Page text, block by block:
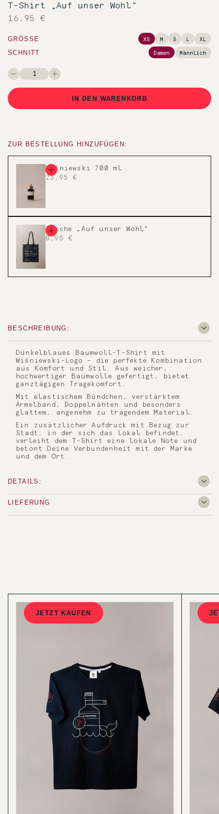
BESCHREIBUNG:
Dunkelblaues Baumwoll-T-Shirt mit
Wiśniewski-Logo – die perfekte Kombination
aus Komfort und Stil. Aus weicher,
hochwertiger Baumwolle gefertigt, bietet
ganztägigen Tragekomfort.
Mit elastischem Bündchen, verstärktem
Ärmelband, Doppelnähten und besonders
glattem, angenehm zu tragendem Material.
Ein zusätzlicher Aufdruck mit Bezug zur
Stadt, in der sich das Lokal befindet,
verleiht dem T-Shirt eine lokale Note und
betont Deine Verbundenheit mit der Marke
und dem Ort.
DETAILS:
LIEFERUNG
T-Shirt „Auf unser Wohl“
16,95 €
GRÖSSE XS M S XL
SCHNITT Damen Männlich
IN DEN WARENKORB
ZUR BESTELLUNG HINZUFÜGEN:
Wiśniewski 700 ml
23,95 €
Tasche „Auf unser Wohl“
8,95 €
JETZT KAUFEN